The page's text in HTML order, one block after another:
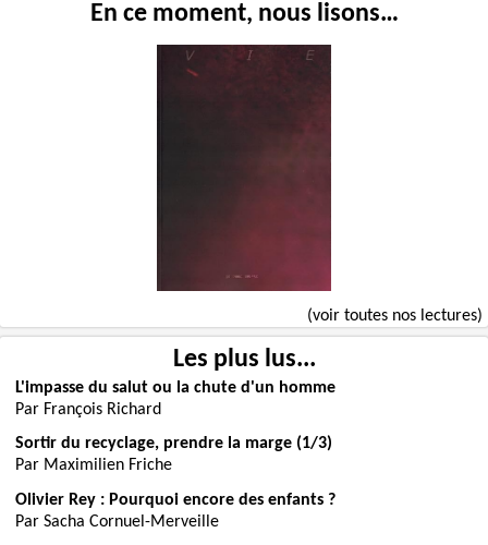
En ce moment, nous lisons…
(voir toutes nos lectures)
Les plus lus...
L'impasse du salut ou la chute d'un homme
Par François Richard
Sortir du recyclage, prendre la marge (1/3)
Par Maximilien Friche
Olivier Rey : Pourquoi encore des enfants ?
Par Sacha Cornuel-Merveille